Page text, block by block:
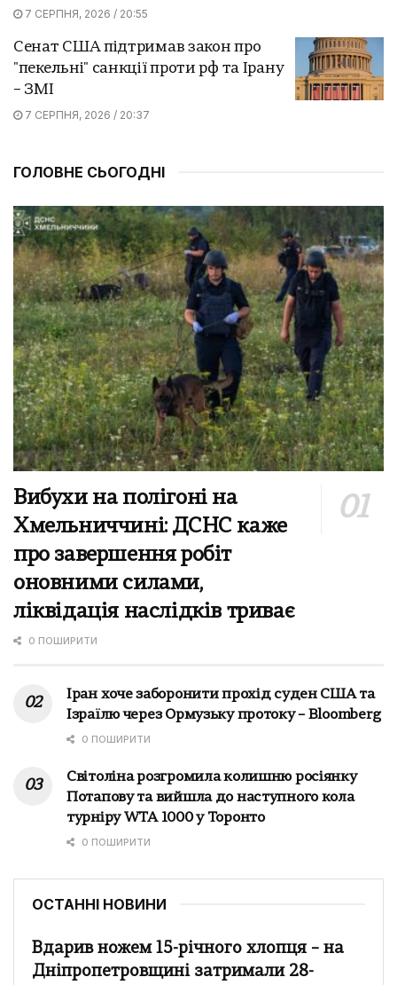
7 СЕРПНЯ, 2026 / 20:55
Сенат США підтримав закон про
"пекельні" санкції проти рф та Ірану
– ЗМІ
7 СЕРПНЯ, 2026 / 20:37
ГОЛОВНЕ СЬОГОДНІ
Вибухи на полігоні на
Хмельниччині: ДСНС каже
про завершення робіт
оновними силами,
ліквідація наслідків триває
0 ПОШИРИТИ
Іран хоче заборонити прохід суден США та
Ізраїлю через Ормузьку протоку – Bloomberg
0 ПОШИРИТИ
Світоліна розгромила колишню росіянку
Потапову та вийшла до наступного кола
турніру WTA 1000 у Торонто
0 ПОШИРИТИ
ОСТАННІ НОВИНИ
Вдарив ножем 15-річного хлопця – на
Дніпропетровщині затримали 28-